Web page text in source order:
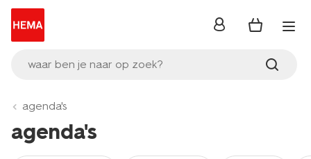
waar ben je naar op zoek?
inloggen
agenda's
agenda's